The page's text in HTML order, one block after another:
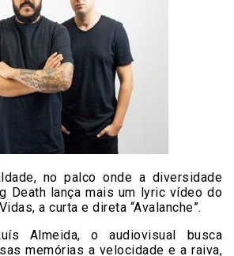
no palco onde a diversidade
Death lança mais um lyric vídeo do
a curta e direta “Avalanche”.
Almeida, o audiovisual busca
memórias a velocidade e a raiva,